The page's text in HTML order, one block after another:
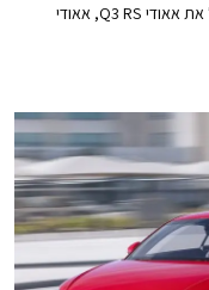
את ליין דגמי אאודי RS המשווק כיום בישראל וכולל את אאודי Q3 RS, אאודי